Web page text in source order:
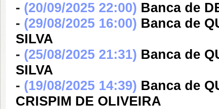
- (20/09/2025 22:00) Banca de
- (29/08/2025 16:00) Banca de
SILVA
- (25/08/2025 21:31) Banca de
SILVA
- (19/08/2025 14:39) Banca de
CRISPIM DE OLIVEIRA